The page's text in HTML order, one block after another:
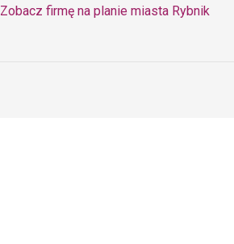
Zobacz firmę na planie miasta Rybnik